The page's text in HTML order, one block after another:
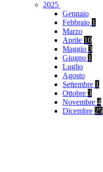
2025
Gennaio
Febbraio 1
Marzo
Aprile 10
Maggio 3
Giugno 1
Luglio
Agosto
Settembre 1
Ottobre 3
Novembre 4
Dicembre 25